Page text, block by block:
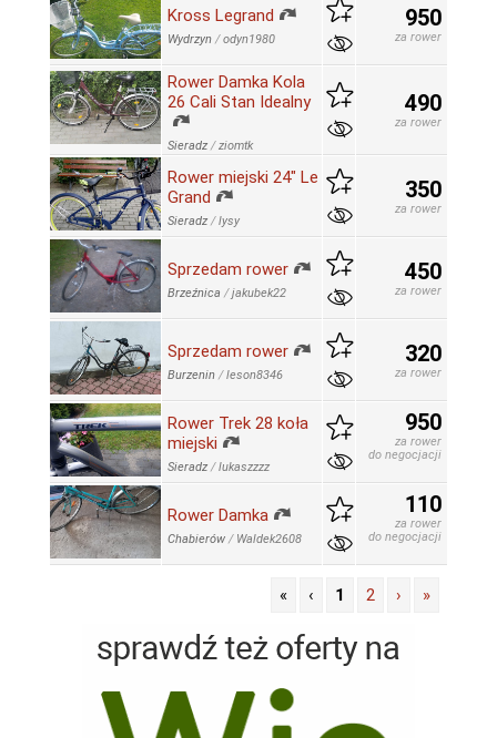
Kross Legrand
Wydrzyn /odyn1980
950
za rower
Rower Damka Kola
26 Cali Stan Idealny
Sieradz /ziomtk
490
za rower
Rower miejski 24" Le
Grand
Sieradz /lysy
350
za rower
Sprzedam rower
Brzeźnica /jakubek22
450
za rower
Sprzedam rower
Burzenin /leson8346
320
za rower
Rower Trek 28 koła
miejski
Sieradz /lukaszzzz
950
za rower
do negocjacji
Rower Damka
Chabierów / Waldek2608
110
za rower
do negocjacji
« ‹ 1 2 › »